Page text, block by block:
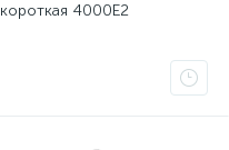
короткая 4000E2